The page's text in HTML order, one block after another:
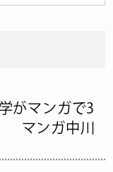
がマンガで3
マンガ中川